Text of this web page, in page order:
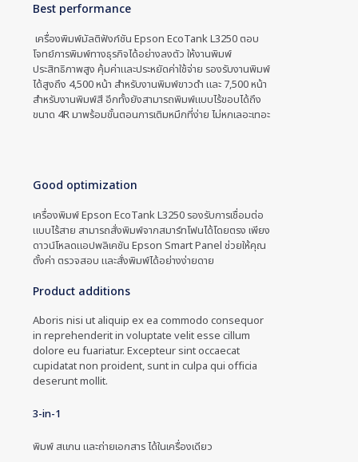
Best performance
เครื่องพิมพ์มัลติฟังก์ชัน Epson EcoTank L3250 ตอบ
โจทย์การพิมพ์ทางธุรกิจได้อย่างลงตัว ให้งานพิมพ์
ประสิทธิภาพสูง คุ้มค่าและประหยัดค่าใช้จ่าย รองรับงานพิมพ์
ได้สูงถึง 4,500 หน้า สำหรับงานพิมพ์ขาวดำ และ 7,500 หน้า
สำหรับงานพิมพ์สี อีกทั้งยังสามารถพิมพ์แบบไร้ขอบได้ถึง
ขนาด 4R มาพร้อมขั้นตอนการเติมหมึกที่ง่าย ไม่หกเลอะเทอะ
Good optimization
เครื่องพิมพ์ Epson EcoTank L3250 รองรับการเชื่อมต่อ
แบบไร้สาย สามารถสั่งพิมพ์จากสมาร์ทโฟนได้โดยตรง เพียง
ดาวน์โหลดแอปพลิเคชัน Epson Smart Panel ช่วยให้คุณ
ตั้งค่า ตรวจสอบ และสั่งพิมพ์ได้อย่างง่ายดาย
Product additions
Aboris nisi ut aliquip ex ea commodo consequor
in reprehenderit in voluptate velit esse cillum
dolore eu fuariatur. Excepteur sint occaecat
cupidatat non proident, sunt in culpa qui officia
deserunt mollit.
3-in-1
พิมพ์ สแกน และถ่ายเอกสาร ได้ในเครื่องเดียว